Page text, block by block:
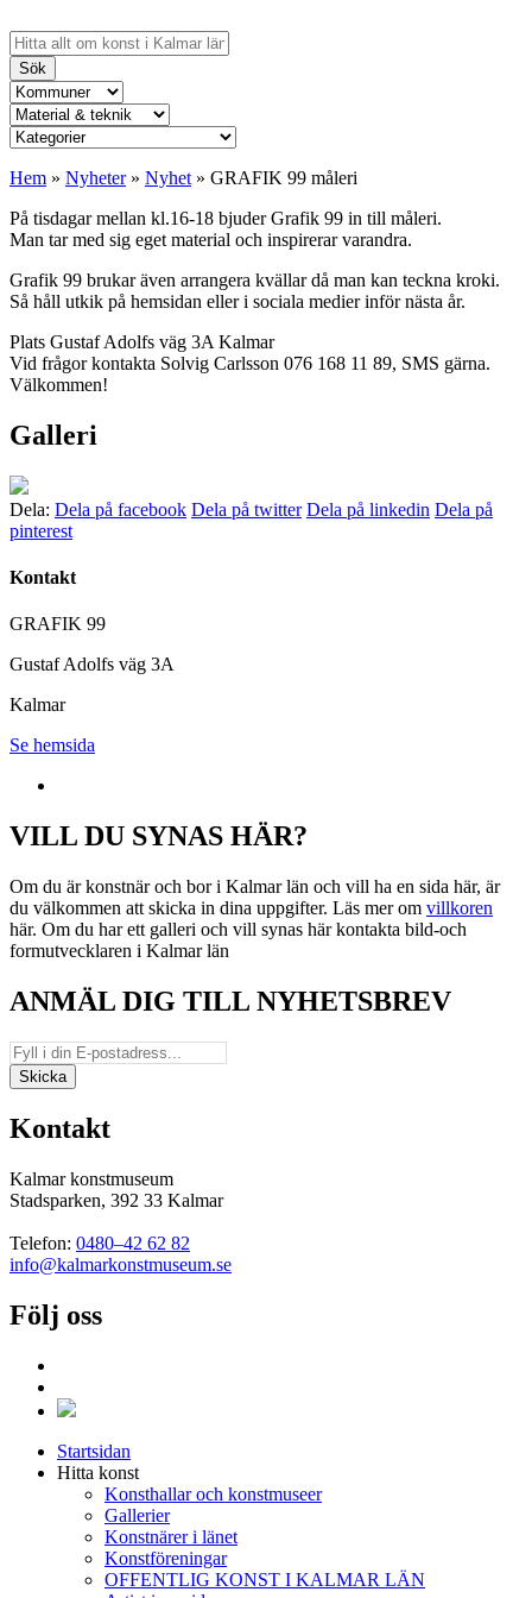
Sök
Hem » Nyheter» Nyhet » GRAFIK 99 måleri
På tisdagar mellan kl.16-18 bjuder Grafik 99 in till måleri.
Man tar med sig eget material och inspirerar varandra.
Grafik 99 brukar även arrangera kvällar då man kan teckna kroki.
Så håll utkik på hemsidan eller i sociala medier inför nästa år.
Plats Gustaf Adolfs väg 3A Kalmar
Vid frågor kontakta Solvig Carlsson 076 168 11 89, SMS gärna.
Välkommen!
Galleri
Dela: Dela på facebook Dela på twitter Dela på linkedin Dela på
pinterest
Kontakt
GRAFIK 99
Gustaf Adolfs väg 3A
Kalmar
Se hemsida
VILL DU SYNAS HÄR?
Om du är konstnär och bor i Kalmar län och vill ha en sida här, är
du välkommen att skicka in dina uppgifter. Läs mer om villkoren
här. Om du har ett galleri och vill synas här kontakta bild-och
formutvecklaren i Kalmar län
ANMÄL DIG TILL NYHETSBREV
Kontakt
Kalmar konstmuseum
Stadsparken, 392 33 Kalmar
Telefon: 0480–42 62 82
info@kalmarkonstmuseum.se
Följ oss
Startsidan
Hitta konst
Konsthallar och konstmuseer
Gallerier
Konstnärer i länet
Konstföreningar
OFFENTLIG KONST I KALMAR LÄN